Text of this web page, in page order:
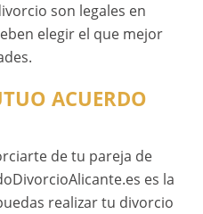
son legales en
elegir el que mejor
ACUERDO
de tu pareja de
es la
realizar tu divorcio